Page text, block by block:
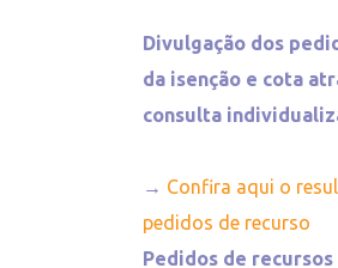
Divulgação dos
da isenção e cota
consulta
→ Confira aqui o
pedidos de recurso
Pedidos de recursos